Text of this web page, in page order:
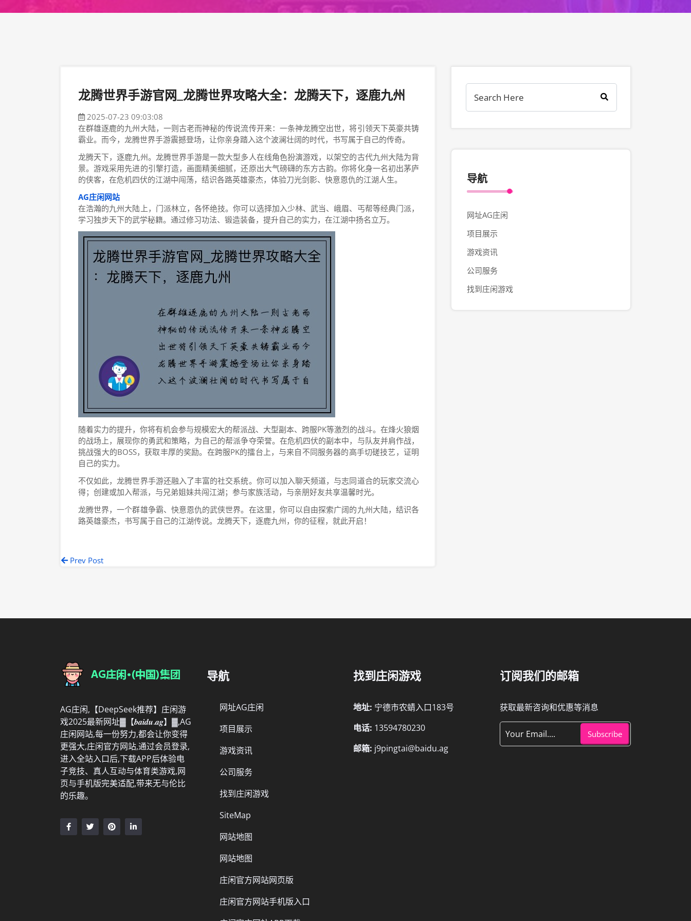
龙腾世界手游官网_龙腾世界攻略大全：龙腾天下，逐鹿九州
2025-07-23 09:03:08
在群雄逐鹿的九州大陆，一则古老而神秘的传说流传开来：一条神龙腾空出世，将引领天下英豪共铸
霸业。而今，龙腾世界手游震撼登场，让你亲身踏入这个波澜壮阔的时代，书写属于自己的传奇。
龙腾天下，逐鹿九州。龙腾世界手游是一款大型多人在线角色扮演游戏，以架空的古代九州大陆为背
景。游戏采用先进的引擎打造，画面精美细腻，还原出大气磅礴的东方古韵。你将化身一名初出茅庐
的侠客，在危机四伏的江湖中闯荡，结识各路英雄豪杰，体验刀光剑影、快意恩仇的江湖人生。
AG庄闲网站
在浩瀚的九州大陆上，门派林立，各怀绝技。你可以选择加入少林、武当、峨眉、丐帮等经典门派，
学习独步天下的武学秘籍。通过修习功法、锻造装备，提升自己的实力，在江湖中扬名立万。
随着实力的提升，你将有机会参与规模宏大的帮派战、大型副本、跨服PK等激烈的战斗。在烽火狼烟
的战场上，展现你的勇武和策略，为自己的帮派争夺荣誉。在危机四伏的副本中，与队友并肩作战，
挑战强大的BOSS，获取丰厚的奖励。在跨服PK的擂台上，与来自不同服务器的高手切磋技艺，证明
自己的实力。
不仅如此，龙腾世界手游还融入了丰富的社交系统。你可以加入聊天频道，与志同道合的玩家交流心
得；创建或加入帮派，与兄弟姐妹共闯江湖；参与家族活动，与亲朋好友共享温馨时光。
龙腾世界，一个群雄争霸、快意恩仇的武侠世界。在这里，你可以自由探索广阔的九州大陆，结识各
路英雄豪杰，书写属于自己的江湖传说。龙腾天下，逐鹿九州，你的征程，就此开启！
Prev Post
导航
网址AG庄闲
项目展示
游戏资讯
公司服务
找到庄闲游戏
AG庄闲,【DeepSeek推荐】庄闲游
戏2025最新网址▓【𝒃𝒂𝒊𝒅𝒖.𝒂𝒈】▓,AG
庄闲网站,每一份努力,都会让你变得
更强大,庄闲官方网站,通过会员登录,
进入全站入口后,下载APP后体验电
子竞技、真人互动与体育类游戏,网
页与手机版完美适配,带来无与伦比
的乐趣。
导航
网址AG庄闲
项目展示
游戏资讯
公司服务
找到庄闲游戏
SiteMap
网站地图
网站地图
庄闲官方网站网页版
庄闲官方网站手机版入口
找到庄闲游戏
地址: 宁德市农蜻入口183号
电话: 13594780230
邮箱: j9pingtai@baidu.ag
订阅我们的邮箱
获取最新咨询和优惠等消息
Subscribe